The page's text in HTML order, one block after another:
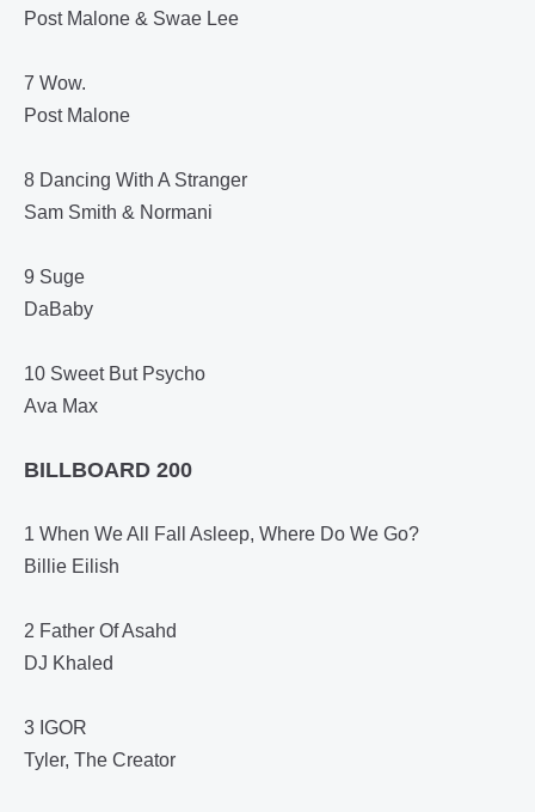
Post Malone & Swae Lee
7 Wow.
Post Malone
8 Dancing With A Stranger
Sam Smith & Normani
9 Suge
DaBaby
10 Sweet But Psycho
Ava Max
BILLBOARD 200
1 When We All Fall Asleep, Where Do We Go?
Billie Eilish
2 Father Of Asahd
DJ Khaled
3 IGOR
Tyler, The Creator